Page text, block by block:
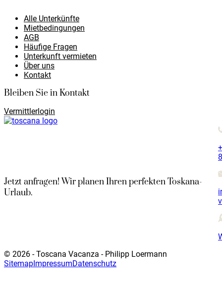
Alle Unterkünfte
Mietbedingungen
AGB
Häufige Fragen
Unterkunft vermieten
Über uns
Kontakt
Bleiben Sie in Kontakt
Vermittlerlogin
Jetzt anfragen! Wir planen Ihren perfekten Toskana-
Urlaub.
© 2026 - Toscana Vacanza - Philipp Loermann
Sitemap ImpressumDatenschutz